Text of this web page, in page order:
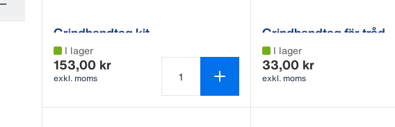
Grindhandtag kit
I lager
153,00 kr
exkl. moms
Antal produkter är 1
Grindhandtag för tråd
I lager
33,00 kr
exkl. moms